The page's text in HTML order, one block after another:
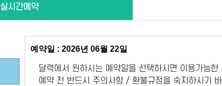
실시간예약
예약일 : 2026년 06월 22일
달력에서 원하시는 예약일을 선택하시면 이용가능
예약 전 반드시 주의사항 / 환불규정을 숙지하시기